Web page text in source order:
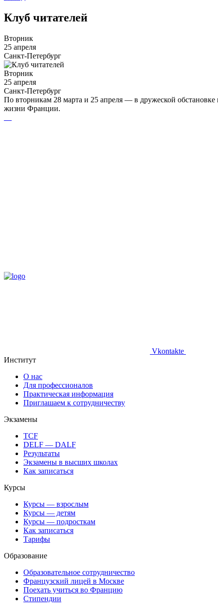
Клуб читателей
Вторник
25 апреля
Санкт-Петербург
Вторник
25 апреля
Санкт-Петербург
По вторникам 28 марта и 25 апреля — в дружеской
жизни Франции.
Vkontakte
Институт
О нас
Для профессионалов
Практическая информация
Приглашаем к сотрудничеству
Экзамены
TCF
DELF — DALF
Результаты
Экзамены в высших школах
Как записаться
Курсы
Курсы — взрослым
Курсы — детям
Курсы — подросткам
Как записаться
Тарифы
Образование
Образовательное сотрудничество
Французский лицей в Москве
Поехать учиться во Францию
Стипендии